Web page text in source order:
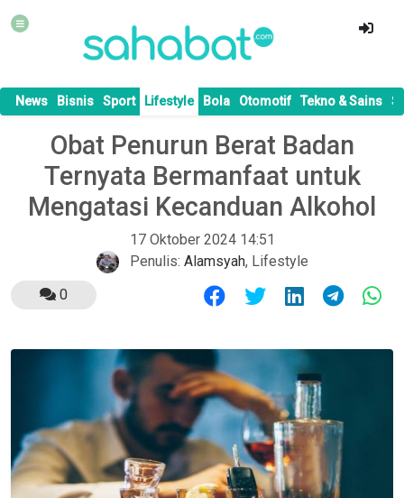
News Bisnis Sport Lifestyle Bola Otomotif Tekno & Sains
Obat Penurun Berat Badan
Ternyata Bermanfaat untuk
Mengatasi Kecanduan Alkohol
17 Oktober 2024 14:51
Penulis: Alamsyah, Lifestyle
0